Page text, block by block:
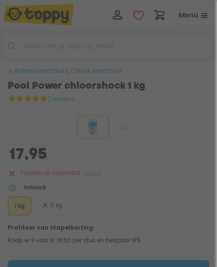
Menu
Wateronderhoud Chloor zwembad
Pool Power chloorshock 1 kg
7 reviews
17,95
Tijdelijk uit voorraad
Inhoud
1 kg 5 kg
Profiteer van stapelkorting:
Koop er 3 voor € 16,50 per stuk en bespaar 8%